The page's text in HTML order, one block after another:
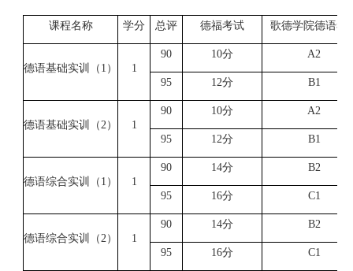
课程名称 学分 总评 德福考试 歌德学院德语考
德语基础实训（ 1） 1
90 1 0分 A2
95 1 2分 B1
德语基础实训（ 2 ） 1
90 1 0分 A2
95 1 2分 B1
德语综合实训（ 1） 1
90 1 4分 B2
95 1 6分 C1
德语综合实训（ 2） 1
90 1 4分 B2
95 1 6分 C1